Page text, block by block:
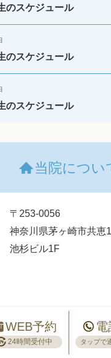
のスケジュール
のスケジュール
のスケジュール
当院につい
〒253-0056
神奈川県茅ヶ崎市共恵
池杉ビル1F
WEB予約
24時間受付中 タップで